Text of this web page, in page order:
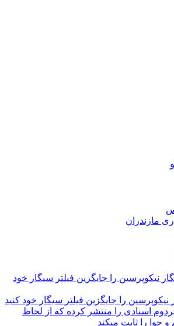
مازندران
نیکوپرسین را جایگزین فیلتر سیگار خود کنید